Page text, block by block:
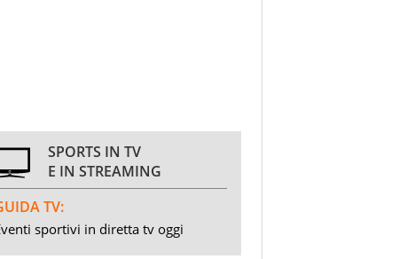
SPORTS IN TV
E IN STREAMING
TV:
sportivi in diretta tv oggi